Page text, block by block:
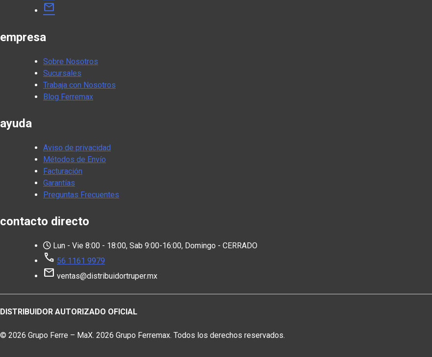
mail
empresa
Sobre Nosotros
Sucursales
Trabaja con Nosotros
Blog Ferremax
ayuda
Aviso de privacidad
Métodos de Envío
Facturación
Garantías
Preguntas Frecuentes
contacto directo
Lun - Vie 8:00 - 18:00, Sab 9:00-16:00, Domingo - CERRADO
call 56 1161 9979
mail ventas@distribuidortruper.mx
DISTRIBUIDOR AUTORIZADO OFICIAL
© 2026 Grupo Ferre – MaX. 2026 Grupo Ferremax. Todos los derechos reservados.